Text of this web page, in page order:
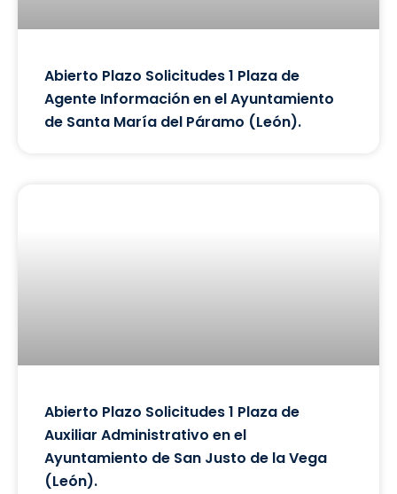
Abierto Plazo Solicitudes 1 Plaza de
Agente Información en el Ayuntamiento
de Santa María del Páramo (León).
Abierto Plazo Solicitudes 1 Plaza de
Auxiliar Administrativo en el
Ayuntamiento de San Justo de la Vega
(León).